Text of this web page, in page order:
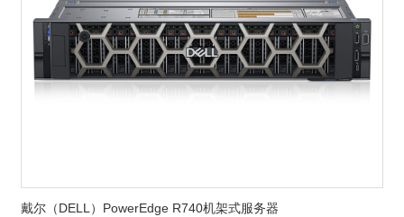
戴尔（DELL）PowerEdge R740机架式服务器